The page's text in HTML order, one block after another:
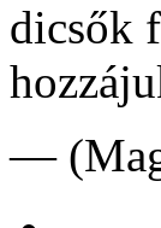
dicsők
—